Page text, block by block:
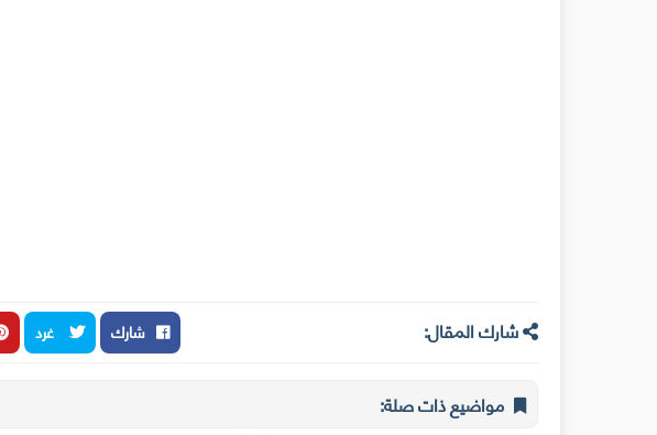
شارك المقال: شارك غرد
مواضيع ذات صلة: